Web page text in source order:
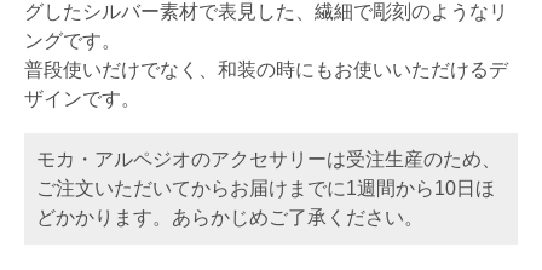
グしたシルバー素材で表見した、繊細で彫刻のようなリ
ングです。
普段使いだけでなく、和装の時にもお使いいただけるデ
ザインです。
モカ・アルペジオのアクセサリーは受注生産のため、
ご注文いただいてからお届けまでに1週間から10日ほ
どかかります。あらかじめご了承ください。